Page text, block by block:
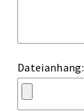
Dateianhang: